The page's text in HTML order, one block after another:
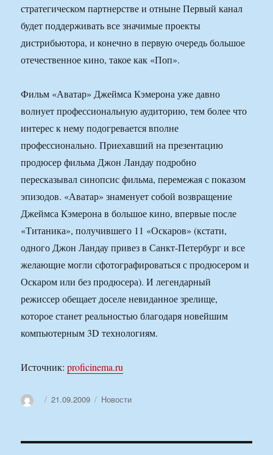
стратегическом партнерстве и отныне Первый канал
будет поддерживать все значимые проекты
дистрибьютора, и конечно в первую очередь большое
отечественное кино, такое как «Поп».
Фильм «Аватар» Джеймса Кэмерона уже давно
волнует профессиональную аудиторию, тем более что
интерес к нему подогревается вполне
профессионально. Приехавший на презентацию
продюсер фильма Джон Ландау подробно
пересказывал синопсис фильма, перемежая с показом
эпизодов. «Аватар» знаменует собой возвращение
Джеймса Кэмерона в большое кино, впервые после
«Титаника», получившего 11 «Оскаров» (кстати,
одного Джон Ландау привез в Санкт-Петербург и все
желающие могли сфотографироваться с продюсером и
Оскаром или без продюсера). И легендарный
режиссер обещает доселе невиданное зрелище,
которое станет реальностью благодаря новейшим
компьютерным 3D технологиям.
Источник:proficinema.ru
АвторОпубликовано
21.09.2009 Рубрики
Новости